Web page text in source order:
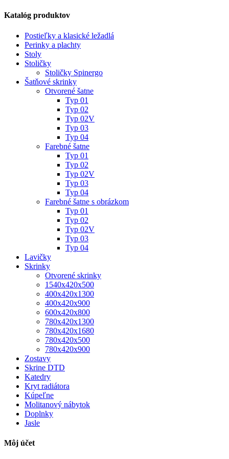
Katalóg produktov
Postieľky a klasické ležadlá
Perinky a plachty
Stoly
Stoličky
Stoličky Spinergo
Šatňové skrinky
Otvorené šatne
Typ 01
Typ 02
Typ 02V
Typ 03
Typ 04
Farebné šatne
Typ 01
Typ 02
Typ 02V
Typ 03
Typ 04
Farebné šatne s obrázkom
Typ 01
Typ 02
Typ 02V
Typ 03
Typ 04
Lavičky
Skrinky
Otvorené skrinky
1540x420x500
400x420x1300
400x420x900
600x420x800
780x420x1300
780x420x1680
780x420x500
780x420x900
Zostavy
Skrine DTD
Katedry
Kryt radiátora
Kúpeľne
Molitanový nábytok
Doplnky
Jasle
Môj účet